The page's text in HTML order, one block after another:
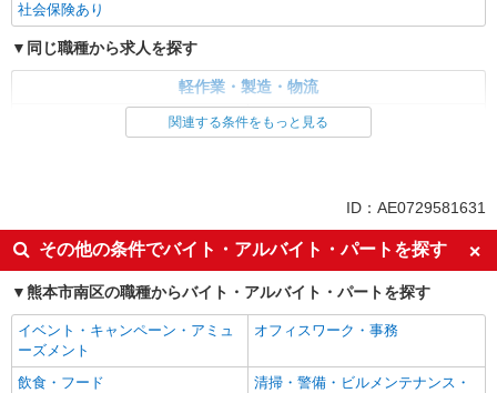
社会保険あり
同じ職種から求人を探す
軽作業・製造・物流
梱包・仕分け・ピッキング
入出庫・商品管理・検品・検査
土日祝休み
上場企業・上場企業のグループ会
社
車通勤OK
交通費支給
社会保険あり
関連する条件をもっと見る
ID：AE0729581631
その他の条件でバイト・アルバイト・パートを探す
熊本市南区の職種からバイト・アルバイト・パートを探す
イベント・キャンペーン・アミュ
ーズメント
オフィスワーク・事務
飲食・フード
清掃・警備・ビルメンテナンス・